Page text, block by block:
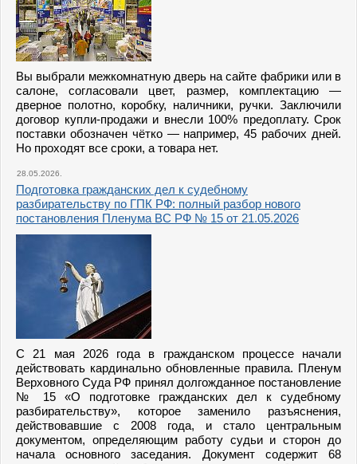
Вы выбрали межкомнатную дверь на сайте фабрики или в
салоне, согласовали цвет, размер, комплектацию —
дверное полотно, коробку, наличники, ручки. Заключили
договор купли-продажи и внесли 100% предоплату. Срок
поставки обозначен чётко — например, 45 рабочих дней.
Но проходят все сроки, а товара нет.
28.05.2026.
Подготовка гражданских дел к судебному
разбирательству по ГПК РФ: полный разбор нового
постановления Пленума ВС РФ № 15 от 21.05.2026
С 21 мая 2026 года в гражданском процессе начали
действовать кардинально обновленные правила. Пленум
Верховного Суда РФ принял долгожданное постановление
№ 15 «О подготовке гражданских дел к судебному
разбирательству», которое заменило разъяснения,
действовавшие с 2008 года, и стало центральным
документом, определяющим работу судьи и сторон до
начала основного заседания. Документ содержит 68